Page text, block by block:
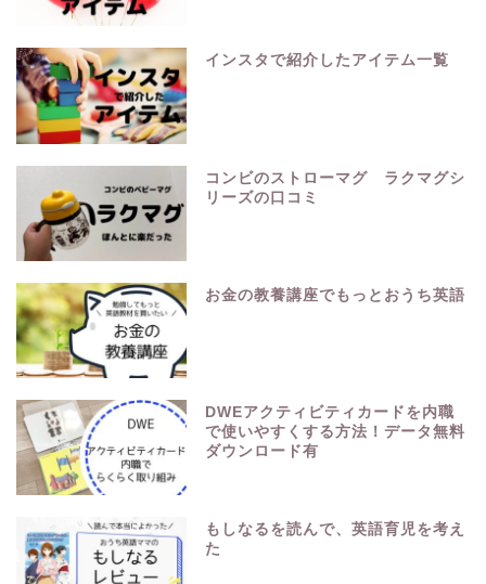
インスタで紹介したアイテム一覧
コンビのストローマグ ラクマグシ
リーズの口コミ
お金の教養講座でもっとおうち英語
DWEアクティビティカードを内職
で使いやすくする方法！データ無料
ダウンロード有
もしなるを読んで、英語育児を考え
た